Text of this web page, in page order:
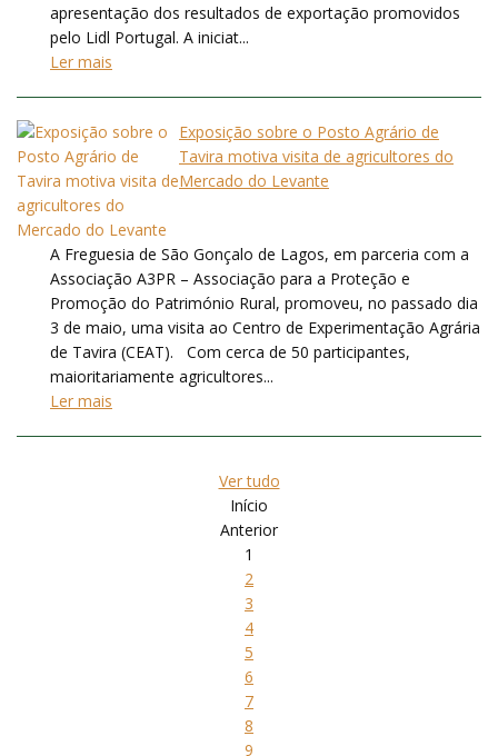
apresentação dos resultados de exportação promovidos
pelo Lidl Portugal. A iniciat...
Ler mais
Exposição sobre o Posto Agrário de
Tavira motiva visita de agricultores do
Mercado do Levante
A Freguesia de São Gonçalo de Lagos, em parceria com a
Associação A3PR – Associação para a Proteção e
Promoção do Património Rural, promoveu, no passado dia
3 de maio, uma visita ao Centro de Experimentação Agrária
de Tavira (CEAT). Com cerca de 50 participantes,
maioritariamente agricultores...
Ler mais
Ver tudo
Início
Anterior
1
2
3
4
5
6
7
8
9